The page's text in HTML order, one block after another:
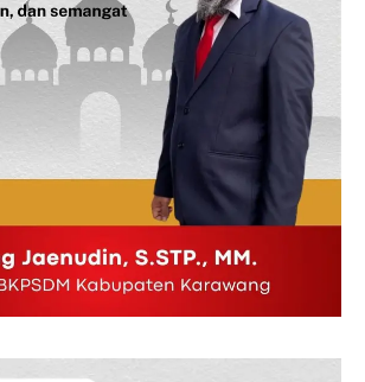
News Week
Magazine PRO